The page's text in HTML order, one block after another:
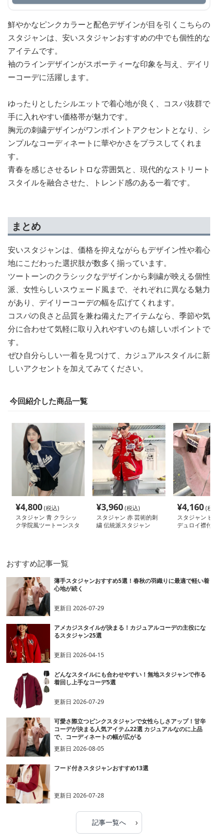
鮮やかなピンクカラーと配色デザインが目を引くこちらの
スタジャンは、安いスタジャンおすすめの中でも個性的な
アイテムです。
袖のラインデザインがスポーティーな印象を与え、デイリ
ーコーデに活躍します。
ゆったりとしたシルエットで着心地が良く、コスパ抜群で
手に入れやすい価格帯が魅力です。
胸元の刺繍デザインがワンポイントアクセントとなり、シ
ンプルなコーディネートに華やかさをプラスしてくれま
す。
青春を感じさせるレトロな雰囲気と、現代的なストリート
スタイルを融合させた、トレンド感のある一着です。
まとめ
安いスタジャンは、価格を抑えながらもデザイン性や着心
地にこだわった選択肢が数多く揃っています。
ツートーンのクラシックなデザインから刺繍が映える個性
派、女性らしいスウェード風まで、それぞれに異なる魅力
があり、デイリーコーデの幅を広げてくれます。
コスパの良さと品質を兼ね備えたアイテムなら、季節や気
分に合わせて気軽に取り入れやすいのも嬉しいポイントで
す。
ぜひ自分らしい一着を見つけて、カジュアルスタイルに新
しいアクセントを加えてみてください。
今回紹介した商品一覧
¥4,800(税込)
スタジャン 青 クラシッ
ク学院風ツートーンスタ
¥3,960(税込)
スタジャン 赤 芸術的刺
繍 伝統派スタジャン
¥4,160(税
スタジャン ピ
デュロイ襟付
おすすめ記事一覧
薄手スタジャンおすすめ5選！春秋の羽織りに最適で軽い着
心地が続く
更新日2026-07-29
アメカジスタイルが決まる！カジュアルコーデの主役にな
るスタジャン25選
更新日2026-04-15
どんなスタイルにも合わせやすい！無地スタジャンで作る
着回し上手なコーデ5選
更新日2026-07-29
可愛さ際立つピンクスタジャンで女性らしさアップ！甘辛
コーデが決まる人気アイテム22選 カジュアルなのに上品
で、コーディネートの幅が広がる
更新日2026-08-05
フード付きスタジャンおすすめ13選
更新日2026-07-28
記事一覧へ ›